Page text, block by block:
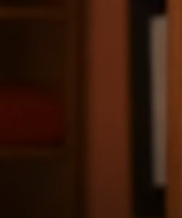
спеціального